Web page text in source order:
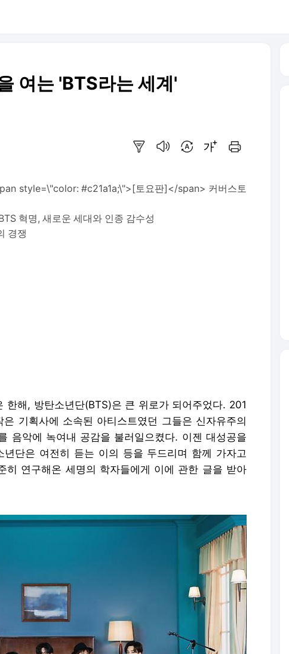
여는 'BTS라는 세계'
style=\"color: #c21a1a;\">[토요판]</span> 커버스토
혁명, 새로운 세대와 인종 감수성
경쟁
해, 방탄소년단(BTS)은 큰 위로가 되어주었다. 201
기획사에 소속된 아티스트였던 그들은 신자유주의
음악에 녹여내 공감을 불러일으켰다. 이젠 대성공을
년단은 여전히 듣는 이의 등을 두드리며 함께 가자고
히 연구해온 세명의 학자들에게 이에 관한 글을 받아